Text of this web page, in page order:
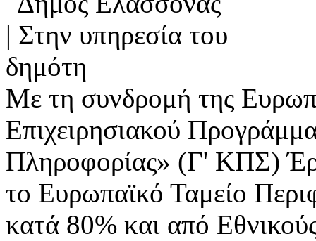
Με τη συνδρομή της
Επιχειρησιακού
Πληροφορίας» (Γ' ΚΠΣ)
το Ευρωπαϊκό Ταμείο
κατά 80% και από